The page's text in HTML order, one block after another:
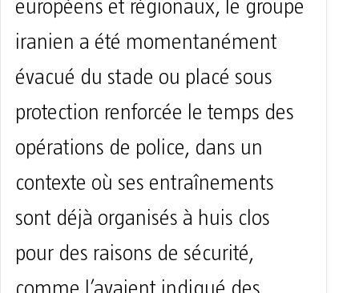
européens et régionaux, le groupe
iranien a été momentanément
évacué du stade ou placé sous
protection renforcée le temps des
opérations de police, dans un
contexte où ses entraînements
sont déjà organisés à huis clos
pour des raisons de sécurité,